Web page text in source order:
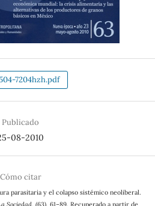
7204hzh.pdf
Publicado
08-2010
Cómo citar
parasitaria y el colapso sistémico neoliberal.
Sociedad, (63), 61–89. Recuperado a partir de